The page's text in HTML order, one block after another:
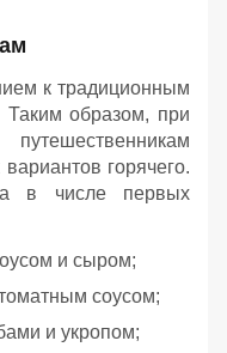
к традиционным
образом, при
горячего.
а в числе первых
и сыром;
соусом;
и укропом;